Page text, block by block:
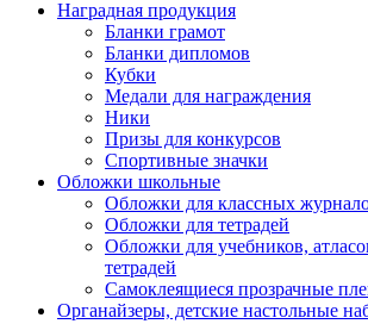
Наградная продукция
Бланки грамот
Бланки дипломов
Кубки
Медали для награждения
Ники
Призы для конкурсов
Спортивные значки
Обложки школьные
Обложки для классных
Обложки для тетрадей
Обложки для учебников,
тетрадей
Самоклеящиеся прозрачные
Органайзеры, детские настольные